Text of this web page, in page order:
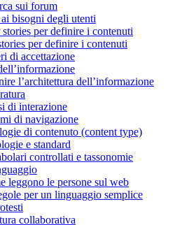
sui forum
bisogni degli utenti
per definire i contenuti
per definire i contenuti
di accettazione
l’architettura dell’informazione
di interazione
di navigazione
di contenuto (content type)
e standard
controllati e tassonomie
leggono le persone sul web
per un linguaggio semplice
collaborativa